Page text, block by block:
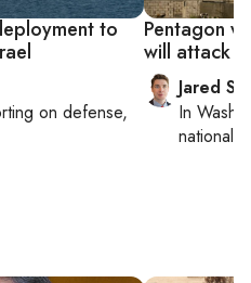
to
on defense,
Pentagon
will attack
Jared
In
national